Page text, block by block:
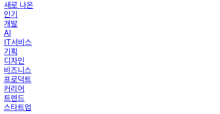
새로 나온
인기
개발
AI
IT서비스
기획
디자인
비즈니스
프로덕트
커리어
트렌드
스타트업